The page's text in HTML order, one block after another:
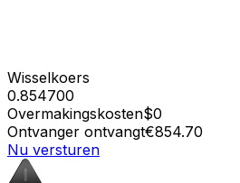
Wisselkoers
0.854700
Overmakingskosten$0
Ontvanger ontvangt€854.70
Nu versturen